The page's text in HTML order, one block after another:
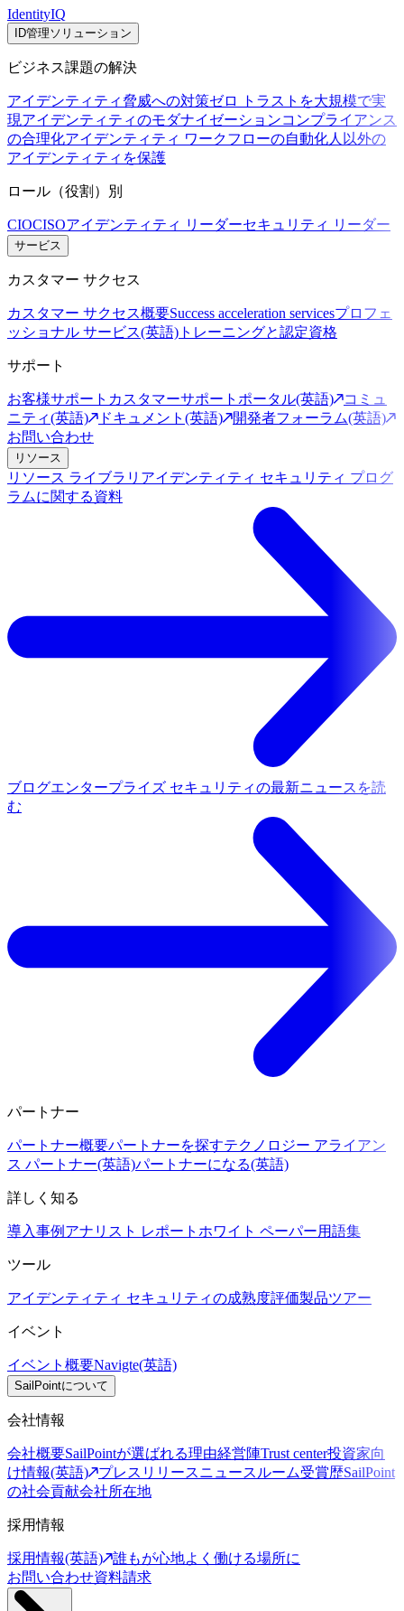
IdentityIQ
ID管理ソリューション
ビジネス課題の解決
アイデンティティ脅威への対策ゼロ トラストを大規模で実
現アイデンティティのモダナイゼーションコンプライアンス
の合理化アイデンティティ ワークフローの自動化人以外の
アイデンティティを保護
ロール（役割）別
CIOCISOアイデンティティ リーダーセキュリティ リーダー
サービス
カスタマー サクセス
カスタマー サクセス概要Success acceleration servicesプロフェ
ッショナル サービス(英語) トレーニングと認定資格
サポート
お客様サポート カスタマーサポートポータル(英語)
コミュ
ニティ(英語)
ドキュメント(英語)
開発者フォーラム(英語)
お問い合わせ
リソース
リソース ライブラリ アイデンティティ セキュリティ プログ
ラムに関する資料
ブログエンタープライズ セキュリティの最新ニュースを読
む
パートナー
パートナー概要パートナーを探すテクノロジー アライアン
ス パートナー(英語)パートナーになる(英語)
詳しく知る
導入事例 アナリスト レポート ホワイト ペーパー用語集
ツール
アイデンティティ セキュリティの成熟度評価製品ツアー
イベント
イベント概要Navigte(英語)
SailPointについて
会社情報
会社概要SailPointが選ばれる理由経営陣Trust center投資家向
け情報(英語)
プレスリリースニュースルーム受賞歴SailPoint
の社会貢献会社所在地
採用情報
採用情報(英語)
誰もが心地よく働ける場所に
お問い合わせ資料請求